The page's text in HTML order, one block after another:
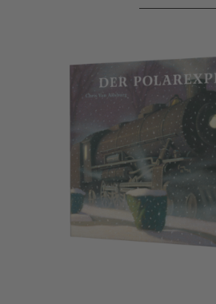
Der Polarexpress